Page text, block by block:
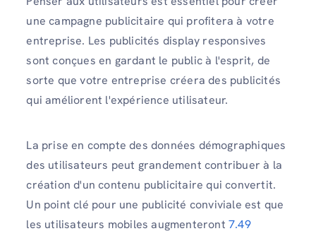
une campagne publicitaire qui profitera à votre
entreprise. Les publicités display responsives
sont conçues en gardant le public à l'esprit, de
sorte que votre entreprise créera des publicités
qui améliorent l'expérience utilisateur.
La prise en compte des données démographiques
des utilisateurs peut grandement contribuer à la
création d'un contenu publicitaire qui convertit.
Un point clé pour une publicité conviviale est que
les utilisateurs mobiles augmenteront 7.49